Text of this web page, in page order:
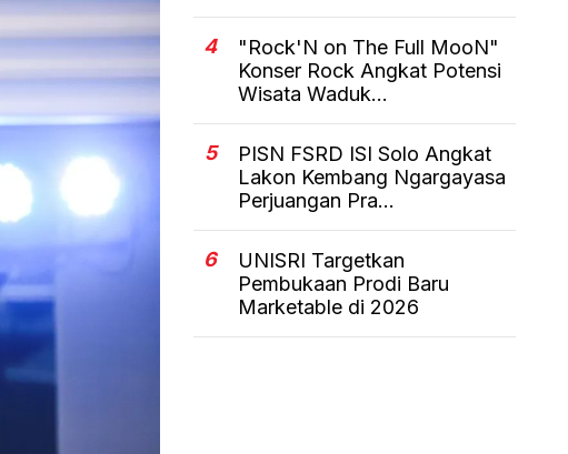
4
"Rock'N on The Full MooN"
Konser Rock Angkat Potensi
Wisata Waduk...
5
PISN FSRD ISI Solo Angkat
Lakon Kembang Ngargayasa
Perjuangan Pra...
6
UNISRI Targetkan
Pembukaan Prodi Baru
Marketable di 2026